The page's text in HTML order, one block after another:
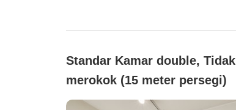
Standar Kamar double, Tidak
merokok (15 meter persegi)